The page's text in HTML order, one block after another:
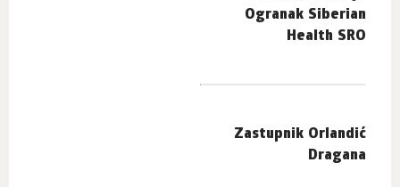
Ogranak Siberian
Health SRO
Zastupnik Orlandić
Dragana